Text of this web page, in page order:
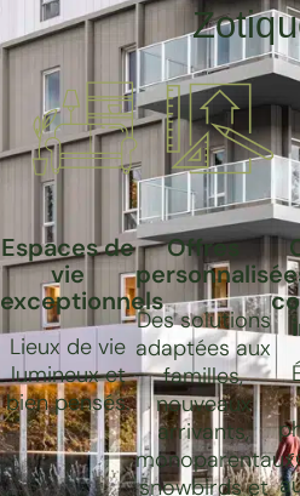
Espaces de
vie
exceptionnels
Lieux de vie
lumineux et
bien pensés.
Offres
Des solutions
adaptées aux
familles,
nouveaux
arrivants,
monoparentaux,
snowbirds et